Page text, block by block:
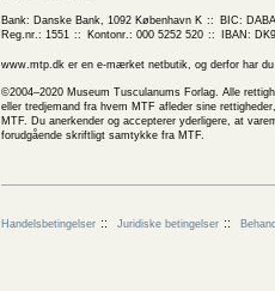
Bank: Danske Bank, 1092 København K
BIC:
Reg.nr.: 1551
Kontonr.: 000 5252 520 IBAN:
www.mtp.dk er en e-mærket netbutik, og derfor har
©2004–2020 Museum Tusculanums Forlag. Alle
eller tredjemand fra hvem MTF afleder sine
MTF. Du anerkender og accepterer yderligere, at
forudgående skriftligt samtykke fra MTF.
Handelsbetingelser Juridiske betingelser